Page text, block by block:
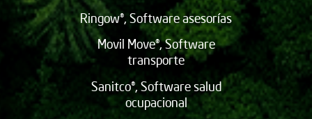
Ringow®, Software asesorías
Movil Move®, Software
transporte
Sanitco®, Software salud
ocupacional